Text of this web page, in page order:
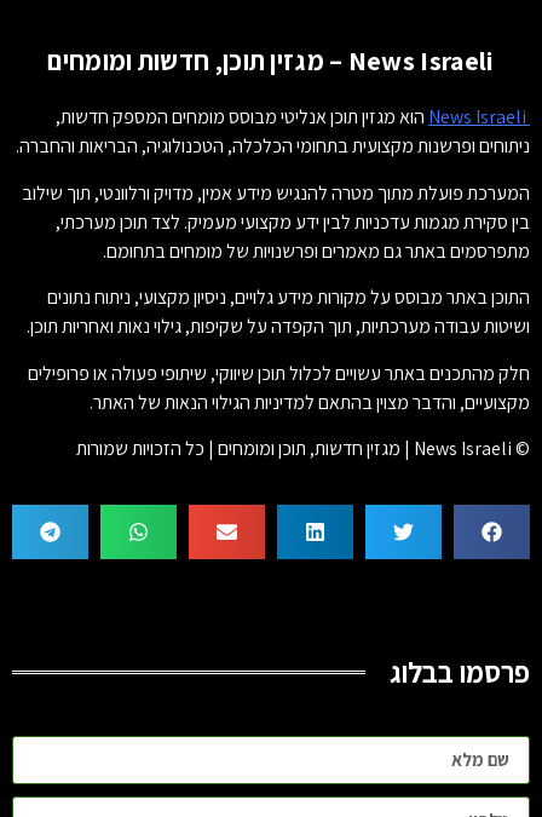
News Israeli – מגזין תוכן, חדשות ומומחים
הוא מגזין תוכן אנליטי מבוסס מומחים המספק חדשות,
ניתוחים ופרשנות מקצועית בתחומי הכלכלה, הטכנולוגיה, הבריאות והחברה.
המערכת פועלת מתוך מטרה להנגיש מידע אמין, מדויק ורלוונטי, תוך שילוב
בין סקירת מגמות עדכניות לבין ידע מקצועי מעמיק. לצד תוכן מערכתי,
מתפרסמים באתר גם מאמרים ופרשנויות של מומחים בתחומם.
התוכן באתר מבוסס על מקורות מידע גלויים, ניסיון מקצועי, ניתוח נתונים
ושיטות עבודה מערכתיות, תוך הקפדה על שקיפות, גילוי נאות ואחריות תוכן.
חלק מהתכנים באתר עשויים לכלול תוכן שיווקי, שיתופי פעולה או פרופילים
מקצועיים, והדבר מצוין בהתאם למדיניות הגילוי הנאות של האתר.
© News Israeli | מגזין חדשות, תוכן ומומחים | כל הזכויות שמורות
פרסמו בבלוג